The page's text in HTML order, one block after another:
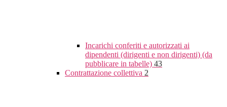
Incarichi conferiti e autorizzati ai
dipendenti (dirigenti e non dirigenti) (da
pubblicare in tabelle) 43
Contrattazione collettiva 2